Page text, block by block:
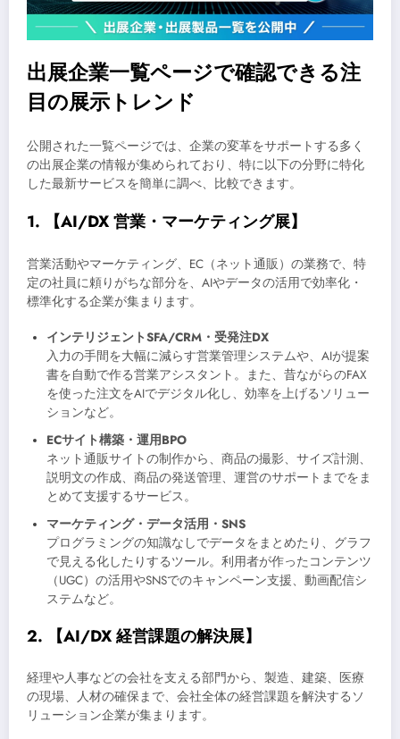
出展企業一覧ページで確認できる注
目の展示トレンド
公開された一覧ページでは、企業の変革をサポートする多く
の出展企業の情報が集められており、特に以下の分野に特化
した最新サービスを簡単に調べ、比較できます。
1. 【AI/DX 営業・マーケティング展】
営業活動やマーケティング、EC（ネット通販）の業務で、特
定の社員に頼りがちな部分を、AIやデータの活用で効率化・
標準化する企業が集まります。
インテリジェントSFA/CRM・受発注DX
入力の手間を大幅に減らす営業管理システムや、AIが提案
書を自動で作る営業アシスタント。また、昔ながらのFAX
を使った注文をAIでデジタル化し、効率を上げるソリュー
ションなど。
ECサイト構築・運用BPO
ネット通販サイトの制作から、商品の撮影、サイズ計測、
説明文の作成、商品の発送管理、運営のサポートまでをま
とめて支援するサービス。
マーケティング・データ活用・SNS
プログラミングの知識なしでデータをまとめたり、グラフ
で見える化したりするツール。利用者が作ったコンテンツ
（UGC）の活用やSNSでのキャンペーン支援、動画配信シ
ステムなど。
2. 【AI/DX 経営課題の解決展】
経理や人事などの会社を支える部門から、製造、建築、医療
の現場、人材の確保まで、会社全体の経営課題を解決するソ
リューション企業が集まります。